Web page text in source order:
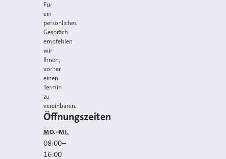
Für
ein
persönliches
Gespräch
empfehlen
wir
Ihnen,
vorher
einen
Termin
zu
vereinbaren.
Öffnungszeiten
MO.–MI.
08:00–
16:00